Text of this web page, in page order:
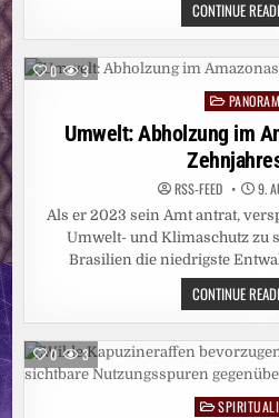
CONTINUE
0 3
Posted
Umwelt: Abholzung im
RSS-FEED 9.
Als er 2023 sein Amt antrat,
Umwelt- und Klimaschutz zu
Brasilien die niedrigste
CONTINUE
0 3
Posted